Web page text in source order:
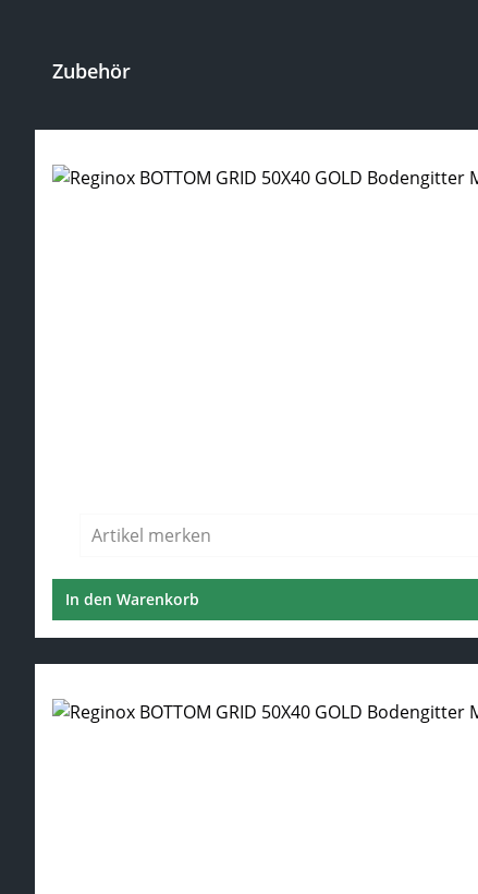
Zubehör
Artikel merken
In den Warenkorb